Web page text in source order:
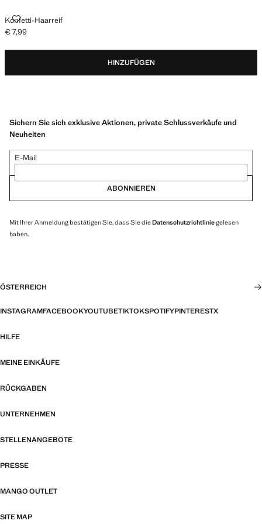
Konfetti-Haarreif
KONFETTI-HAARREIF
Aktueller Preis [€ 7,99 ]
€ 7,99
HINZUFÜGEN
Sichern Sie sich exklusive Aktionen, private Schlussverkäufe und
Neuheiten
E-Mail
ABONNIEREN
Mit Ihrer Anmeldung bestätigen Sie, dass Sie dieDatenschutzrichtliniegelesen
haben.
ÖSTERREICH
INSTAGRAMFACEBOOKYOUTUBETIKTOKSPOTIFYPINTERESTX
HILFE
MEINE EINKÄUFE
RÜCKGABEN
UNTERNEHMEN
STELLENANGEBOTE
PRESSE
MANGO OUTLET
SITE MAP